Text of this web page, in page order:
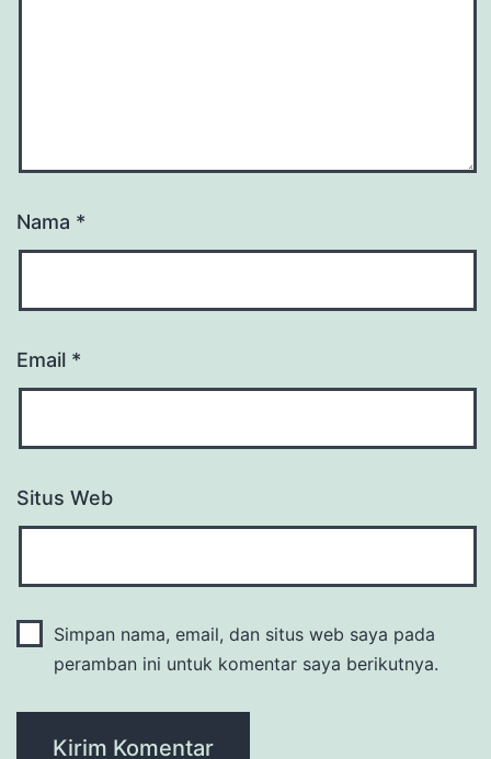
Nama *
Email *
Situs Web
Simpan nama, email, dan situs web saya pada
peramban ini untuk komentar saya berikutnya.